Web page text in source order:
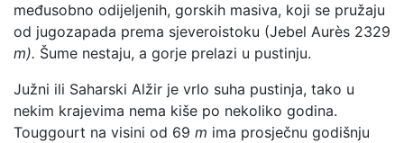
međusobno odijeljenih, gorskih masiva, koji se pružaju
od jugozapada prema sjeveroistoku (Jebel Aurès 2329
m). Šume nestaju, a gorje prelazi u pustinju.
Južni ili Saharski Alžir je vrlo suha pustinja, tako u
nekim krajevima nema kiše po nekoliko godina.
Touggourt na visini od 69 m ima prosječnu godišnju